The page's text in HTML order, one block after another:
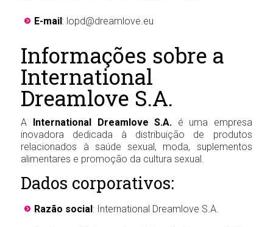
E-mail: lopd@dreamlove.eu
Informações sobre a
International
Dreamlove S.A.
A International Dreamlove S.A. é uma empresa
inovadora dedicada à distribuição de produtos
relacionados à saúde sexual, moda, suplementos
alimentares e promoção da cultura sexual.
Dados corporativos:
Razão social: International Dreamlove S.A.